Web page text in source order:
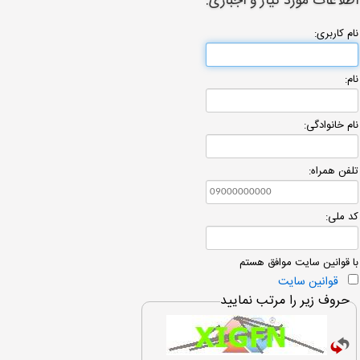
نام كاربری:
نام:
نام خانوادگی:
تلفن همراه:
کد ملی:
با قوانین سایت موافق هستم
قوانین سایت
حروف زیر را مرتب نمایید